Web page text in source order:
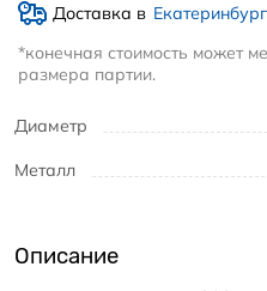
Диаметр
Металл
Доставка в
*конечная стоимость может
размера партии.
Описание